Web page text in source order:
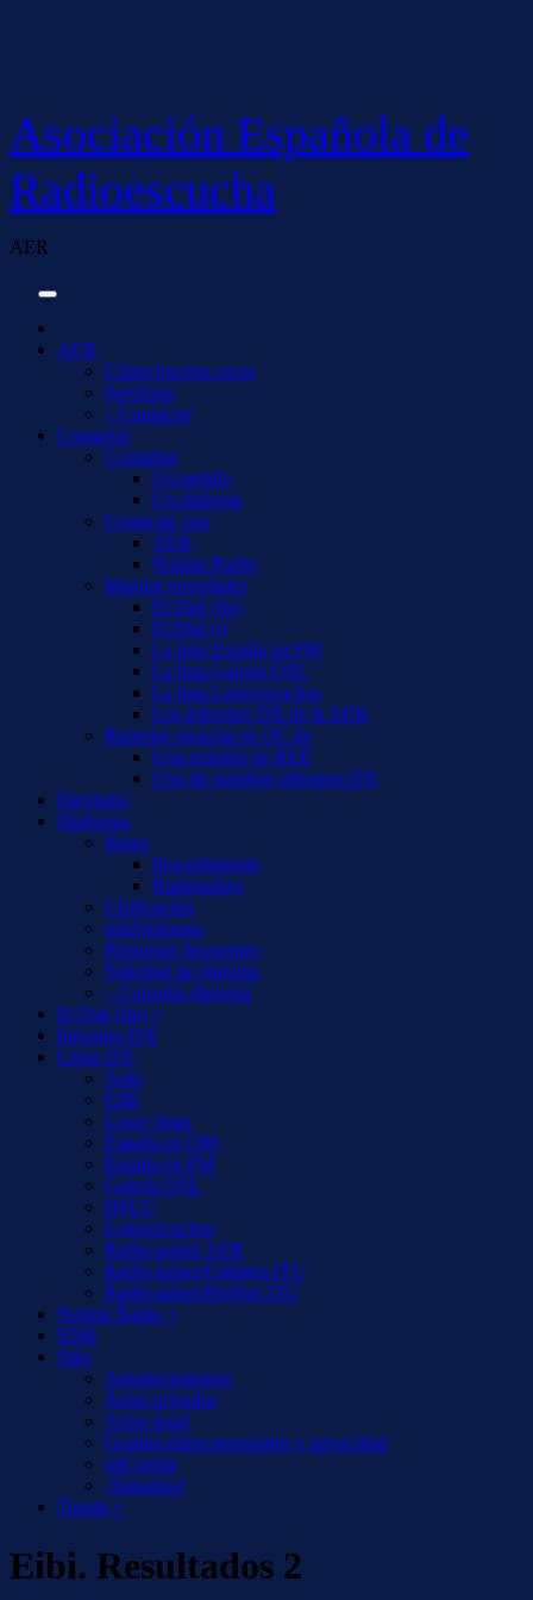
Asociación Española de
Radioescucha
AER
AER
Cómo hacerse socio
Servicios
– Contactar
Contactar
Consultar
Un pedido
Un diploma
Contactar con
AER
Notizie Radio
Mandar novedades
El Dial (fm)
El Dial (i)
La lista España en FM
La lista Galería QSL
La lista Logs/escuchas
Los informes DX de la AER
Reportar escucha en OC de
Una emisión de REE
Uno de nuestros informes DX
Diexismo
Diplomas
Bases
Procedimiento
Radiopaíses
Clsificación
misDiplomas
Preguntas frecuentes
Solicitud de diploma
– Consulta diploma
El Dial (fm) +
Informes DX
Listas DX
Aoki
EiBi
Cruce listas
España en OM
España en FM
Galería QSL
HFCC
Logs/escuchas
Radio-países AER
Radio-países/Códigos ITU
Radio-países/Prefijos ITU
Notizie Radio +
S500
Sitio
Agradecimientos
Áreas privadas
Aviso legal
Gestión datos personales y privacidad
miCuenta
¡Síguenos!
Tienda +
Eibi. Resultados 2